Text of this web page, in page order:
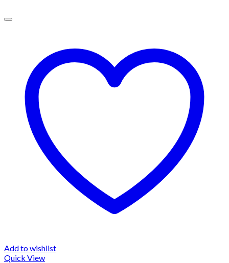
Add to wishlist
Quick View